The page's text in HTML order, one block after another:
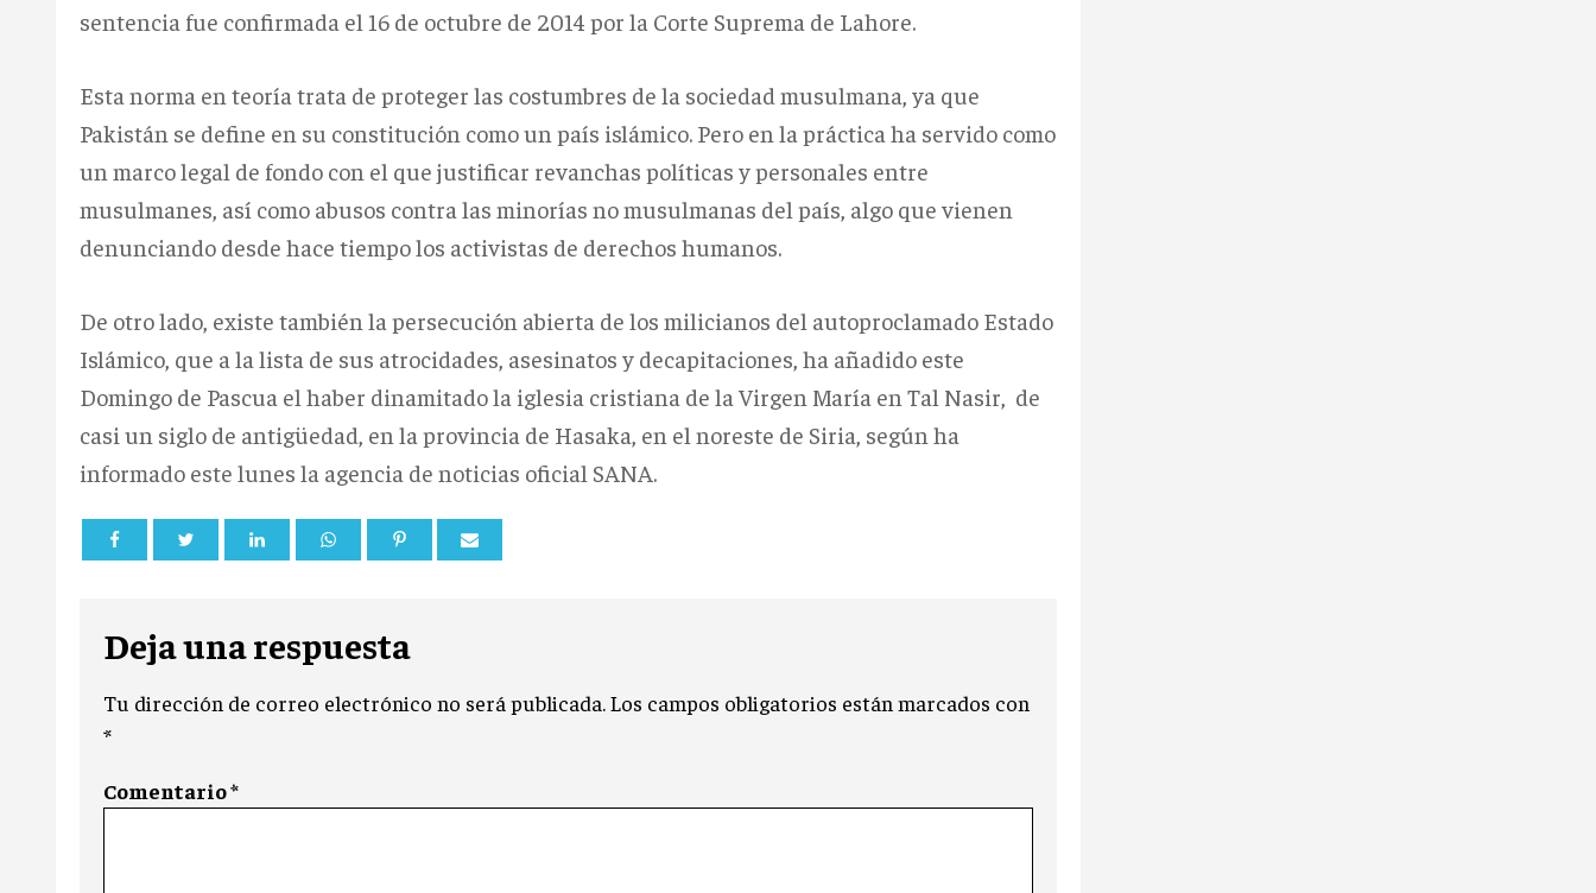
sentencia fue confirmada el 16 de octubre de 2014 por la Corte Suprema de Lahore.
Esta norma en teoría trata de proteger las costumbres de la sociedad musulmana, ya que
Pakistán se define en su constitución como un país islámico. Pero en la práctica ha servido como
un marco legal de fondo con el que justificar revanchas políticas y personales entre
musulmanes, así como abusos contra las minorías no musulmanas del país, algo que vienen
denunciando desde hace tiempo los activistas de derechos humanos.
De otro lado, existe también la persecución abierta de los milicianos del autoproclamado Estado
Islámico, que a la lista de sus atrocidades, asesinatos y decapitaciones, ha añadido este
Domingo de Pascua el haber dinamitado la iglesia cristiana de la Virgen María en Tal Nasir, de
casi un siglo de antigüedad, en la provincia de Hasaka, en el noreste de Siria, según ha
informado este lunes la agencia de noticias oficial SANA.
Deja una respuesta
Tu dirección de correo electrónico no será publicada.Los campos obligatorios están marcados con
*
Comentario*